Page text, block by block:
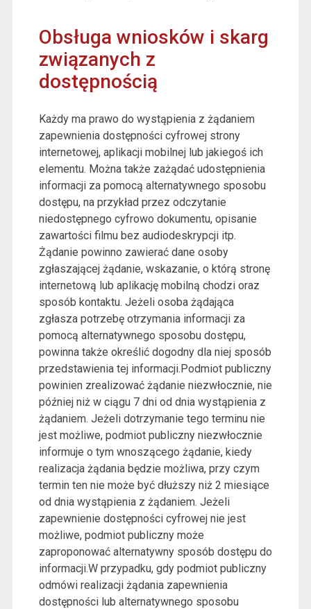
Obsługa wniosków i skarg
związanych z
dostępnością
Każdy ma prawo do wystąpienia z żądaniem
zapewnienia dostępności cyfrowej strony
internetowej, aplikacji mobilnej lub jakiegoś ich
elementu. Można także zażądać udostępnienia
informacji za pomocą alternatywnego sposobu
dostępu, na przykład przez odczytanie
niedostępnego cyfrowo dokumentu, opisanie
zawartości filmu bez audiodeskrypcji itp.
Żądanie powinno zawierać dane osoby
zgłaszającej żądanie, wskazanie, o którą stronę
internetową lub aplikację mobilną chodzi oraz
sposób kontaktu. Jeżeli osoba żądająca
zgłasza potrzebę otrzymania informacji za
pomocą alternatywnego sposobu dostępu,
powinna także określić dogodny dla niej sposób
przedstawienia tej informacji.Podmiot publiczny
powinien zrealizować żądanie niezwłocznie, nie
później niż w ciągu 7 dni od dnia wystąpienia z
żądaniem. Jeżeli dotrzymanie tego terminu nie
jest możliwe, podmiot publiczny niezwłocznie
informuje o tym wnoszącego żądanie, kiedy
realizacja żądania będzie możliwa, przy czym
termin ten nie może być dłuższy niż 2 miesiące
od dnia wystąpienia z żądaniem. Jeżeli
zapewnienie dostępności cyfrowej nie jest
możliwe, podmiot publiczny może
zaproponować alternatywny sposób dostępu do
informacji.W przypadku, gdy podmiot publiczny
odmówi realizacji żądania zapewnienia
dostępności lub alternatywnego sposobu